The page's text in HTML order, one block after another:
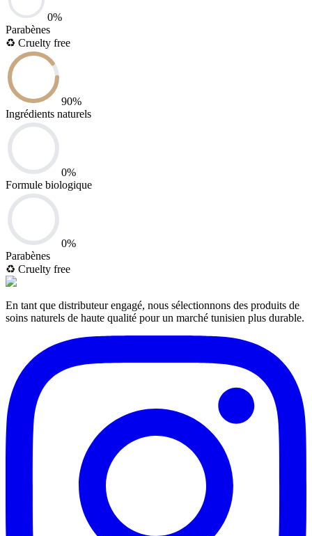
0%
Parabènes
♻️ Cruelty free
90%
Ingrédients naturels
0%
Formule biologique
0%
Parabènes
♻️ Cruelty free
En tant que distributeur engagé, nous sélectionnons des produits de
soins naturels de haute qualité pour un marché tunisien plus durable.